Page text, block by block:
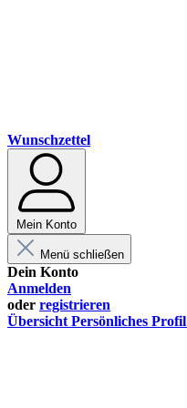
Wunschzettel
Mein Konto
Menü schließen
Dein Konto
Anmelden
oder registrieren
Übersicht Persönliches Profil